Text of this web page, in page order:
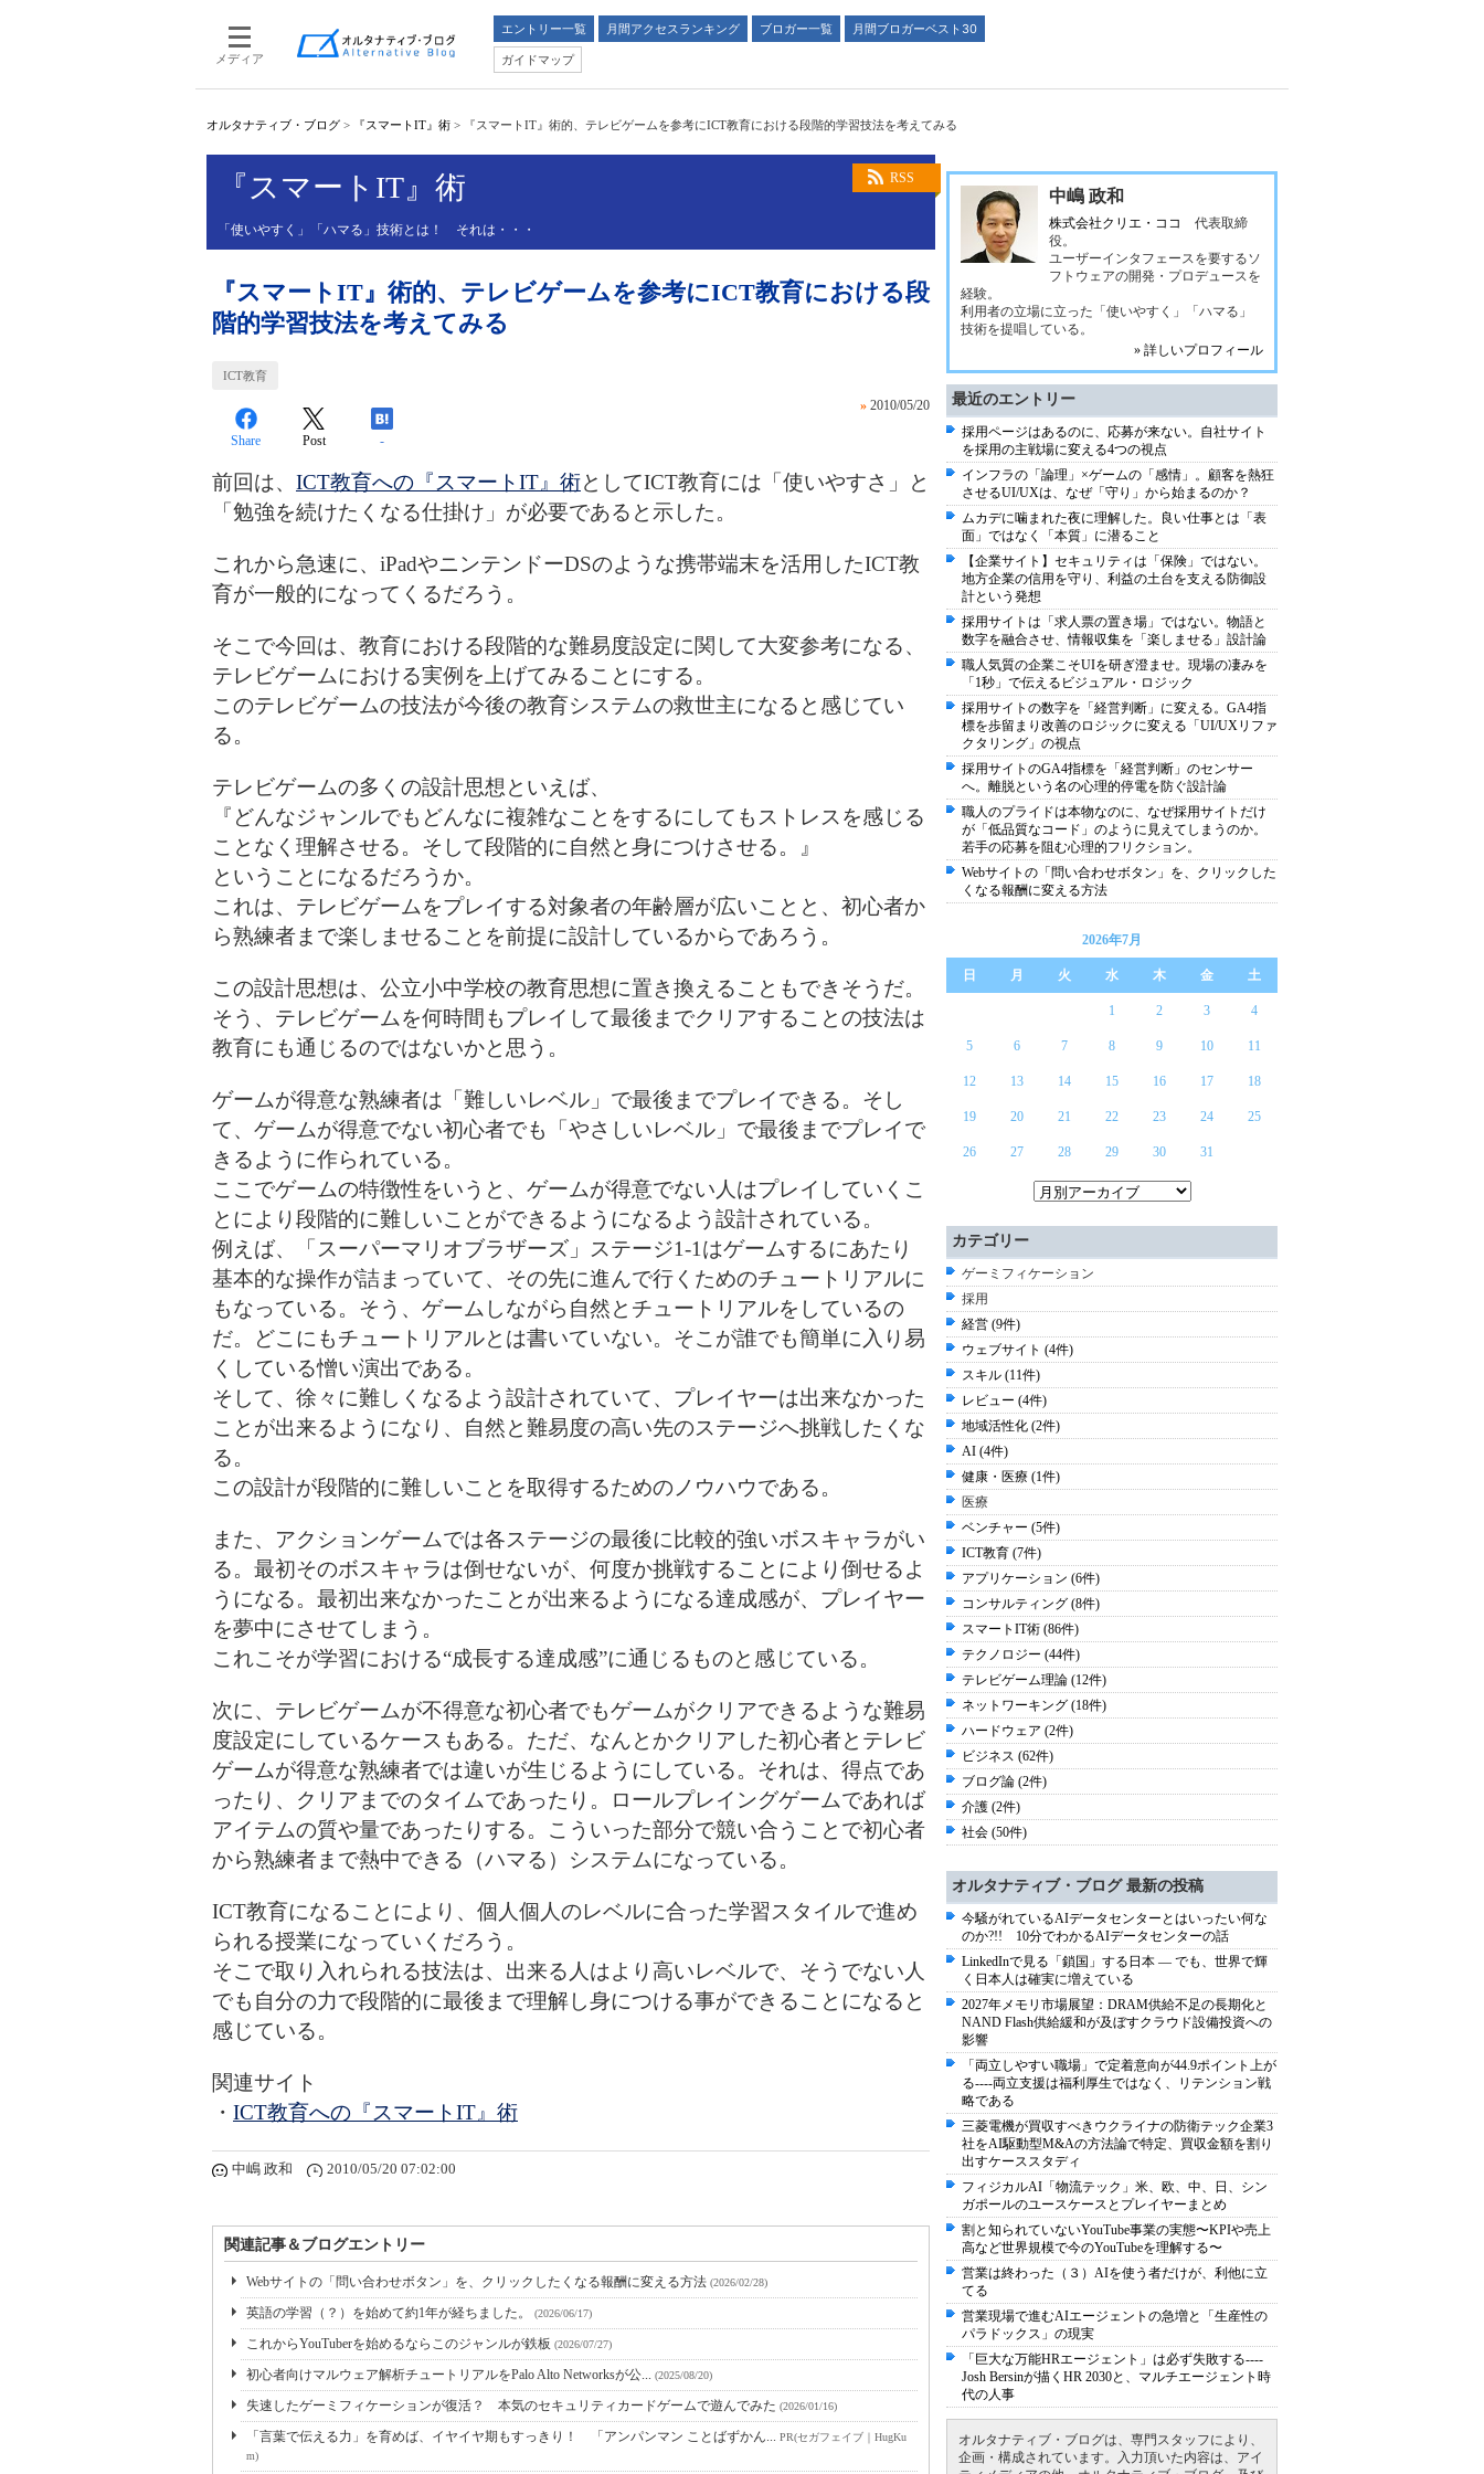
メディア
エントリー一覧 月間アクセスランキング ブロガー一覧
月間ブロガーベスト30
ガイドマップ
オルタナティブ・ブログ > 『スマートIT』術 > 『スマートIT』術的、テレビゲームを参考にICT教育における段階的学習技法を考えてみる
RSS
『スマートIT』術
「使いやすく」「ハマる」技術とは！ それは・・・
『スマートIT』術的、テレビゲームを参考にICT教育における段
階的学習技法を考えてみる
ICT教育
» 2010/05/20
Share Post -
前回は、 ICT教育への『スマートIT』術としてICT教育には「使いやすさ」と
「勉強を続けたくなる仕掛け」が必要であると示した。
これから急速に、iPadやニンテンドーDSのような携帯端末を活用したICT教
育が一般的になってくるだろう。
そこで今回は、教育における段階的な難易度設定に関して大変参考になる、
テレビゲームにおける実例を上げてみることにする。
このテレビゲームの技法が今後の教育システムの救世主になると感じてい
る。
テレビゲームの多くの設計思想といえば、
『どんなジャンルでもどんなに複雑なことをするにしてもストレスを感じる
ことなく理解させる。そして段階的に自然と身につけさせる。』
ということになるだろうか。
これは、テレビゲームをプレイする対象者の年齢層が広いことと、初心者か
ら熟練者まで楽しませることを前提に設計しているからであろう。
この設計思想は、公立小中学校の教育思想に置き換えることもできそうだ。
そう、テレビゲームを何時間もプレイして最後までクリアすることの技法は
教育にも通じるのではないかと思う。
ゲームが得意な熟練者は「難しいレベル」で最後までプレイできる。そし
て、ゲームが得意でない初心者でも「やさしいレベル」で最後までプレイで
きるように作られている。
ここでゲームの特徴性をいうと、ゲームが得意でない人はプレイしていくこ
とにより段階的に難しいことができるようになるよう設計されている。
例えば、「スーパーマリオブラザーズ」ステージ1-1はゲームするにあたり
基本的な操作が詰まっていて、その先に進んで行くためのチュートリアルに
もなっている。そう、ゲームしながら自然とチュートリアルをしているの
だ。どこにもチュートリアルとは書いていない。そこが誰でも簡単に入り易
くしている憎い演出である。
そして、徐々に難しくなるよう設計されていて、プレイヤーは出来なかった
ことが出来るようになり、自然と難易度の高い先のステージへ挑戦したくな
る。
この設計が段階的に難しいことを取得するためのノウハウである。
また、アクションゲームでは各ステージの最後に比較的強いボスキャラがい
る。最初そのボスキャラは倒せないが、何度か挑戦することにより倒せるよ
うになる。最初出来なかったことが出来るようになる達成感が、プレイヤー
を夢中にさせてしまう。
これこそが学習における“成長する達成感”に通じるものと感じている。
次に、テレビゲームが不得意な初心者でもゲームがクリアできるような難易
度設定にしているケースもある。ただ、なんとかクリアした初心者とテレビ
ゲームが得意な熟練者では違いが生じるようにしている。それは、得点であ
ったり、クリアまでのタイムであったり。ロールプレイングゲームであれば
アイテムの質や量であったりする。こういった部分で競い合うことで初心者
から熟練者まで熱中できる（ハマる）システムになっている。
ICT教育になることにより、個人個人のレベルに合った学習スタイルで進め
られる授業になっていくだろう。
そこで取り入れられる技法は、出来る人はより高いレベルで、そうでない人
でも自分の力で段階的に最後まで理解し身につける事ができることになると
感じている。
関連サイト
・ ICT教育への『スマートIT』術
中嶋 政和 2010/05/20 07:02:00
関連記事＆ブログエントリー
Webサイトの「問い合わせボタン」を、クリックしたくなる報酬に変える方法 (2026/02/28)
英語の学習（？）を始めて約1年が経ちました。 (2026/06/17)
これからYouTuberを始めるならこのジャンルが鉄板 (2026/07/27)
初心者向けマルウェア解析チュートリアルをPalo Alto Networksが公... (2025/08/20)
失速したゲーミフィケーションが復活？ 本気のセキュリティカードゲームで遊んでみた (2026/01/16)
「言葉で伝える力」を育めば、イヤイヤ期もすっきり！ 「アンパンマン ことばずかん... PR(セガフェイブ｜HugKu
m)
中嶋 政和
株式会社クリエ・ココ
代表取締
役。
ユーザーインタフェースを要するソ
フトウェアの開発・プロデュースを
経験。
利用者の立場に立った「使いやすく」「ハマる」
技術を提唱している。
» 詳しいプロフィール
最近のエントリー
採用ページはあるのに、応募が来ない。自社サイト
を採用の主戦場に変える4つの視点
インフラの「論理」×ゲームの「感情」。顧客を熱狂
させるUI/UXは、なぜ「守り」から始まるのか？
ムカデに噛まれた夜に理解した。良い仕事とは「表
面」ではなく「本質」に潜ること
【企業サイト】セキュリティは「保険」ではない。
地方企業の信用を守り、利益の土台を支える防御設
計という発想
採用サイトは「求人票の置き場」ではない。物語と
数字を融合させ、情報収集を「楽しませる」設計論
職人気質の企業こそUIを研ぎ澄ませ。現場の凄みを
「1秒」で伝えるビジュアル・ロジック
採用サイトの数字を「経営判断」に変える。GA4指
標を歩留まり改善のロジックに変える「UI/UXリファ
クタリング」の視点
採用サイトのGA4指標を「経営判断」のセンサー
へ。離脱という名の心理的停電を防ぐ設計論
職人のプライドは本物なのに、なぜ採用サイトだけ
が「低品質なコード」のように見えてしまうのか。
若手の応募を阻む心理的フリクション。
Webサイトの「問い合わせボタン」を、クリックした
くなる報酬に変える方法
2026年7月
日 月 火 水 木 金 土
1 2 3 4
5 6 7 8 9 10 11
12 13 14 15 16 17 18
19 20 21 22 23 24 25
26 27 28 29 30 31
カテゴリー
ゲーミフィケーション
採用
経営 (9件)
ウェブサイト (4件)
スキル (11件)
レビュー (4件)
地域活性化 (2件)
AI (4件)
健康・医療 (1件)
医療
ベンチャー (5件)
ICT教育 (7件)
アプリケーション (6件)
コンサルティング (8件)
スマートIT術 (86件)
テクノロジー (44件)
テレビゲーム理論 (12件)
ネットワーキング (18件)
ハードウェア (2件)
ビジネス (62件)
ブログ論 (2件)
介護 (2件)
社会 (50件)
オルタナティブ・ブログ 最新の投稿
今騒がれているAIデータセンターとはいったい何な
のか?!! 10分でわかるAIデータセンターの話
LinkedInで見る「鎖国」する日本 ― でも、世界で輝
く日本人は確実に増えている
2027年メモリ市場展望：DRAM供給不足の長期化と
NAND Flash供給緩和が及ぼすクラウド設備投資への
影響
「両立しやすい職場」で定着意向が44.9ポイント上が
る----両立支援は福利厚生ではなく、リテンション戦
略である
三菱電機が買収すべきウクライナの防衛テック企業3
社をAI駆動型M&Aの方法論で特定、買収金額を割り
出すケーススタディ
フィジカルAI「物流テック」米、欧、中、日、シン
ガポールのユースケースとプレイヤーまとめ
割と知られていないYouTube事業の実態〜KPIや売上
高など世界規模で今のYouTubeを理解する〜
営業は終わった（３）AIを使う者だけが、利他に立
てる
営業現場で進むAIエージェントの急増と「生産性の
パラドックス」の現実
「巨大な万能HRエージェント」は必ず失敗する----
Josh Bersinが描くHR 2030と、マルチエージェント時
代の人事
オルタナティブ・ブログは、専門スタッフにより、
企画・構成されています。入力頂いた内容は、アイ